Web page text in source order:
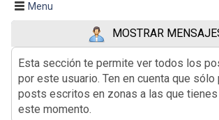
Menu
MOSTRAR
Esta sección te permite ver todos los
por este usuario. Ten en cuenta que
posts escritos en zonas a las que
este momento.